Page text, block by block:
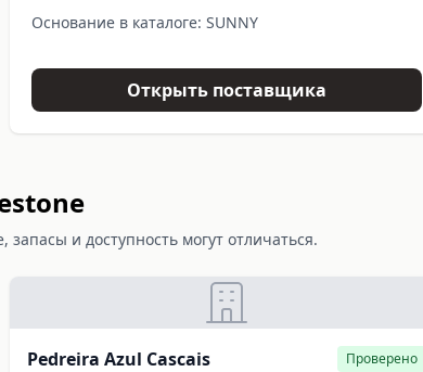
Основание в каталоге: SUNNY
Открыть поставщика
и доступность могут отличаться.
Pedreira Azul Cascais Проверено